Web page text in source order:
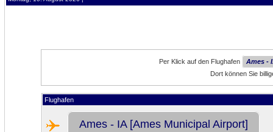
Per Klick auf den Flughafen
Ames -
Dort können Sie
Flughafen
Ames - IA [Ames Municipal Airport]